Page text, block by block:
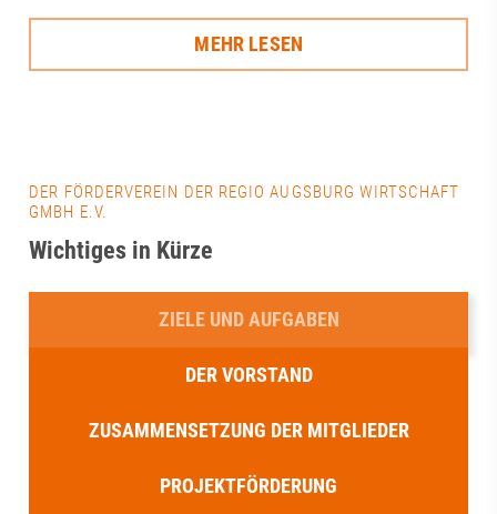
MEHR LESEN
DER FÖRDERVEREIN DER REGIO AUGSBURG WIRTSCHAFT
GMBH E.V.
Wichtiges in Kürze
ZIELE UND AUFGABEN
DER VORSTAND
ZUSAMMENSETZUNG DER MITGLIEDER
PROJEKTFÖRDERUNG